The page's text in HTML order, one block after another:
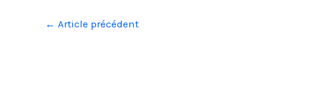
← Article précédent